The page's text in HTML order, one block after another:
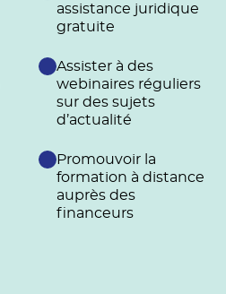
assistance juridique
gratuite
Assister à des
webinaires réguliers
sur des sujets
d’actualité
Promouvoir la
formation à distance
auprès des
financeurs